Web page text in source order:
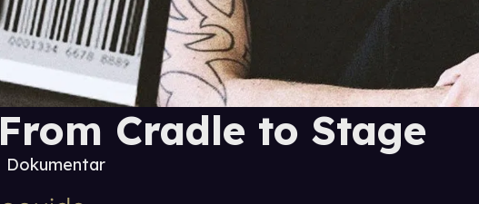
From Cradle to Stage
Dokumentar